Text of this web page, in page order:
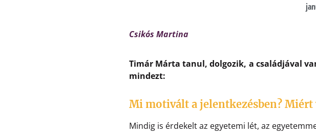
Csikós Martina
Timár Márta tanul, dolgozik, a családjával
mindezt:
Mi motivált a jelentkezésben?
Mindig is érdekelt az egyetemi lét, az